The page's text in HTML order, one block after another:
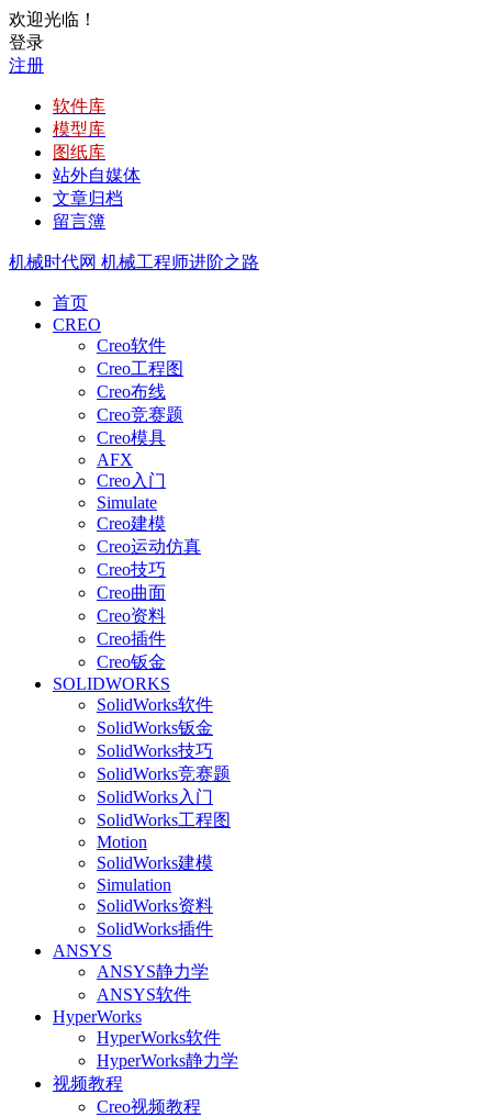
欢迎光临！
登录
注册
软件库
模型库
图纸库
站外自媒体
文章归档
留言簿
机械时代网 机械工程师进阶之路
首页
CREO
Creo软件
Creo工程图
Creo布线
Creo竞赛题
Creo模具
AFX
Creo入门
Simulate
Creo建模
Creo运动仿真
Creo技巧
Creo曲面
Creo资料
Creo插件
Creo钣金
SOLIDWORKS
SolidWorks软件
SolidWorks钣金
SolidWorks技巧
SolidWorks竞赛题
SolidWorks入门
SolidWorks工程图
Motion
SolidWorks建模
Simulation
SolidWorks资料
SolidWorks插件
ANSYS
ANSYS静力学
ANSYS软件
HyperWorks
HyperWorks软件
HyperWorks静力学
视频教程
Creo视频教程